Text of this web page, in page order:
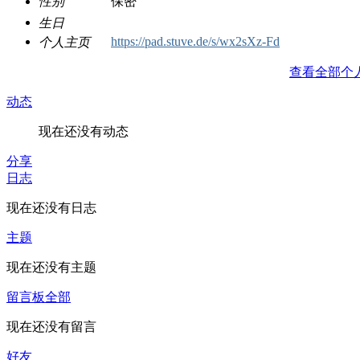
生日
个人主页
https://pad.stuve.de/s/wx2sXz-Fd
查看全部个
动态
现在还没有动态
分享
日志
现在还没有日志
主题
现在还没有主题
留言板全部
现在还没有留言
好友